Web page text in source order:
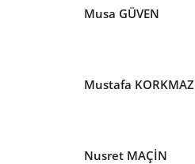
Musa GÜVEN
Mustafa KORKMAZ
Nusret MAÇİN